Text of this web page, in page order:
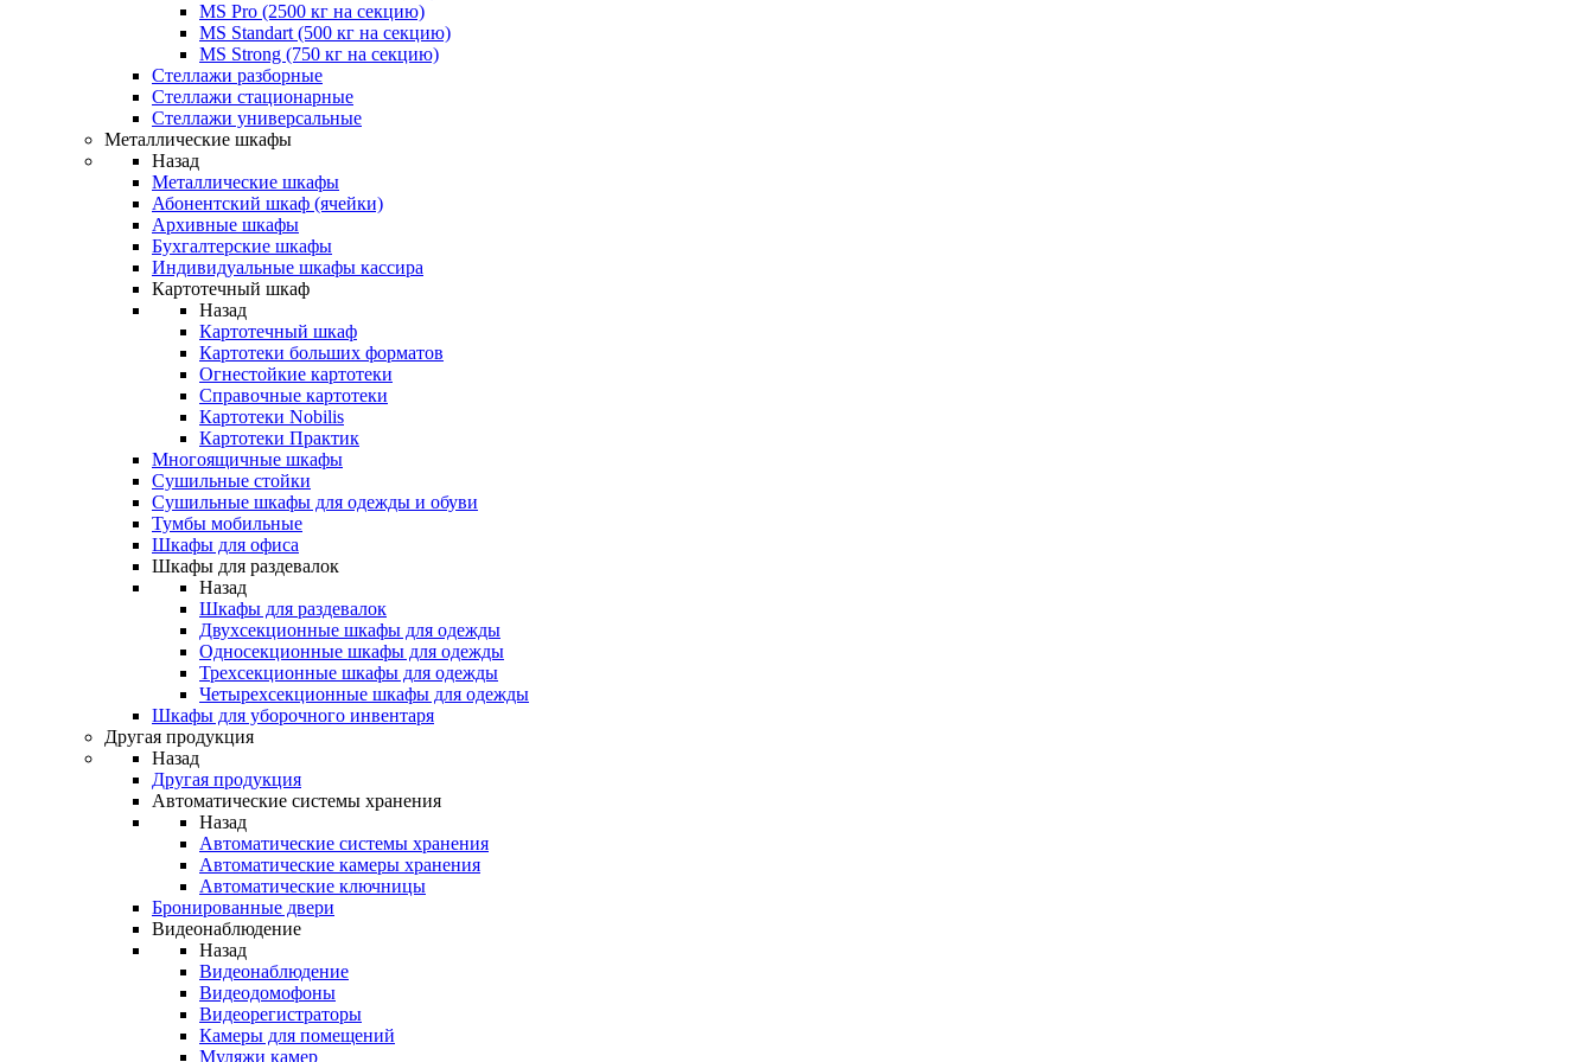
MS Pro (2500 кг на секцию)
MS Standart (500 кг на секцию)
MS Strong (750 кг на секцию)
Стеллажи разборные
Стеллажи стационарные
Стеллажи универсальные
Металлические шкафы
Назад
Металлические шкафы
Абонентский шкаф (ячейки)
Архивные шкафы
Бухгалтерские шкафы
Индивидуальные шкафы кассира
Картотечный шкаф
Назад
Картотечный шкаф
Картотеки больших форматов
Огнестойкие картотеки
Справочные картотеки
Картотеки Nobilis
Картотеки Практик
Многоящичные шкафы
Сушильные стойки
Сушильные шкафы для одежды и обуви
Тумбы мобильные
Шкафы для офиса
Шкафы для раздевалок
Назад
Шкафы для раздевалок
Двухсекционные шкафы для одежды
Односекционные шкафы для одежды
Трехсекционные шкафы для одежды
Четырехсекционные шкафы для одежды
Шкафы для уборочного инвентаря
Другая продукция
Назад
Другая продукция
Автоматические системы хранения
Назад
Автоматические системы хранения
Автоматические камеры хранения
Автоматические ключницы
Бронированные двери
Видеонаблюдение
Назад
Видеонаблюдение
Видеодомофоны
Видеорегистраторы
Камеры для помещений
Муляжи камер